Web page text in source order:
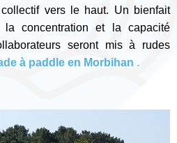
vers le haut. Un bienfait
concentration et la capacité
seront mis à rudes
à paddle en Morbihan .